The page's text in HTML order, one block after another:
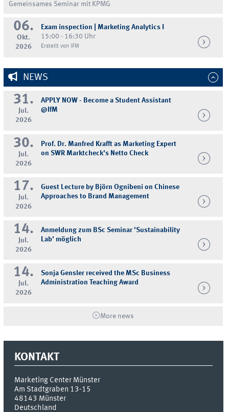
Gemeinsames Seminar mit KPMG
06.
Okt.
2026
Exam inspection | Marketing Analytics I
15:00 - 16:30 Uhr
Erstellt von IFM
NEWS
31.
Jul.
2026
APPLY NOW - Become a Student Assistant
@IfM
30.
Jul.
2026
Prof. Dr. Manfred Krafft as Marketing Expert
on SWR Marktcheck's Netto Check
17.
Jul.
2026
Guest Lecture by Björn Ognibeni on Chinese
Approaches to Brand Management
14.
Jul.
2026
Anmeldung zum BSc Seminar 'Sustainability
Lab' möglich
14.
Jul.
2026
Sonja Gensler received the MSc Business
Administration Teaching Award
More news
KONTAKT
Marketing Center Münster
Am Stadtgraben 13-15
48143 Münster
Deutschland